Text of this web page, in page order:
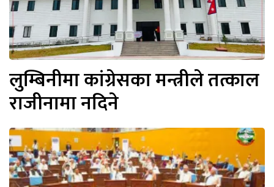
लुम्बिनीमा कांग्रेसका मन्त्रीले तत्काल
राजीनामा नदिने